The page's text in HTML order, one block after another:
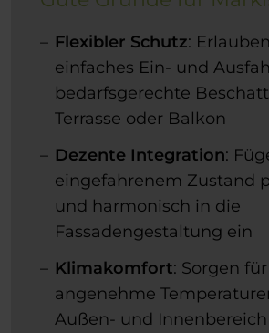
Flexibler Schutz:
einfaches Ein- und
bedarfsgerechte
Terrasse oder Balkon
Dezente Integration:
eingefahrenem Zustand
und harmonisch in die
Fassadengestaltung ein
Klimakomfort: Sorgen für
angenehme
Außen- und